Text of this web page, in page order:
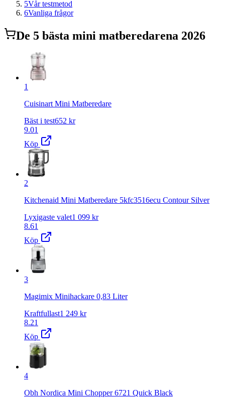
5Vår testmetod
6Vanliga frågor
De 5 bästa mini matberedarena 2026
1
Cuisinart Mini Matberedare
Bäst i test652 kr
9.01
Köp
2
Kitchenaid Mini Matberedare 5kfc3516ecu Contour Silver
Lyxigaste valet1 099 kr
8.61
Köp
3
Magimix Minihackare 0,83 Liter
Kraftfullast1 249 kr
8.21
Köp
4
Obh Nordica Mini Chopper 6721 Quick Black